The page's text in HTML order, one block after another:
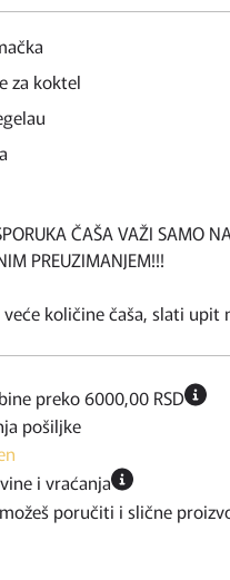
za koktel
ČAŠA VAŽI SAMO
PREUZIMANJEM!!!
količine čaša, slati upit
preko 6000,00 RSD
pošiljke
i vraćanja
poručiti i slične